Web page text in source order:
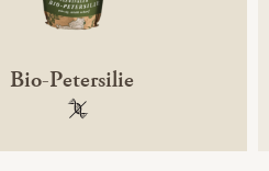
Bio-Petersilie
100 % gentechnikfrei